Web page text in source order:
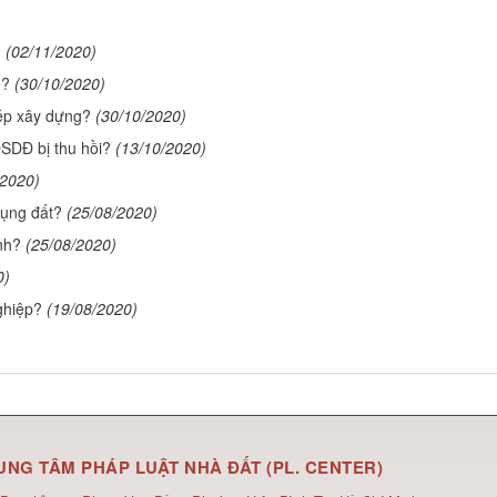
(02/11/2020)
(30/10/2020)
xây dựng? (30/10/2020)
bị thu hồi? (13/10/2020)
đất? (25/08/2020)
(25/08/2020)
(19/08/2020)
TÂM PHÁP LUẬT NHÀ ĐẤT (PL. CENTER)